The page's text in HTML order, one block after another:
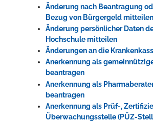
Änderung nach Beantragung
Bezug von Bürgergeld mitteilen
Änderung persönlicher Daten
Hochschule mitteilen
Änderungen an die
Anerkennung als
beantragen
Anerkennung als
beantragen
Anerkennung als Prüf-,
Überwachungsstelle (PÜZ-